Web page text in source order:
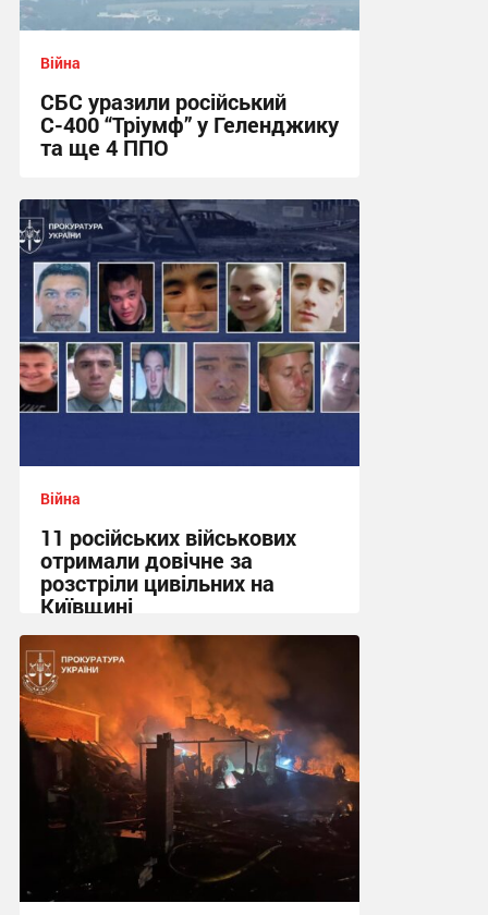
Війна
СБС уразили російський
С-400 “Тріумф” у Геленджику
та ще 4 ППО
12:11 сьогодні
Війна
11 російських військових
отримали довічне за
розстріли цивільних на
Київщині
23:09 вчора